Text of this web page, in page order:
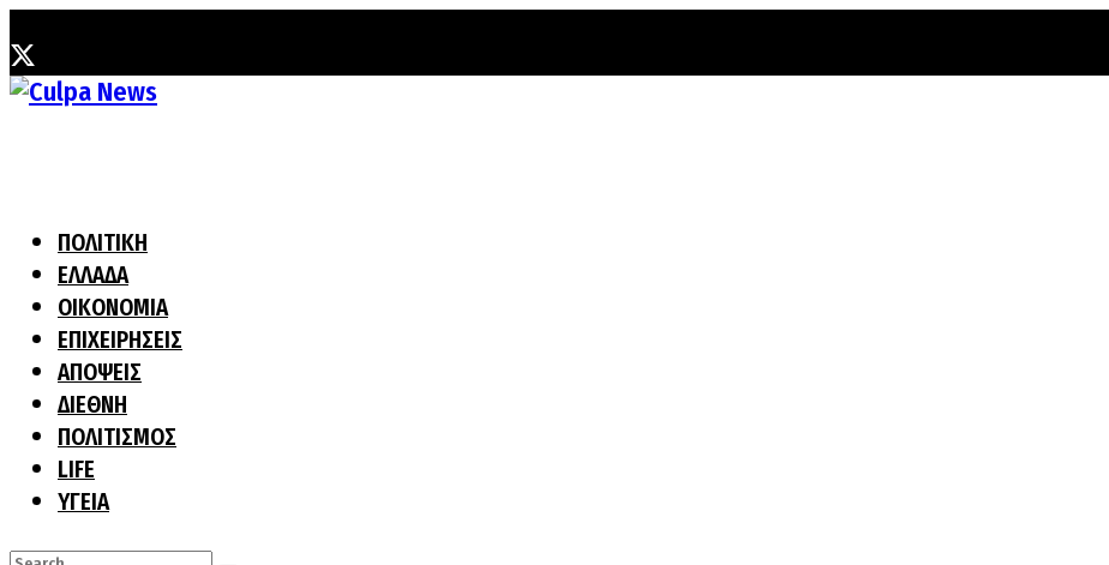
ΠΟΛΙΤΙΚΗ
ΕΛΛΑΔΑ
ΟΙΚΟΝΟΜΙΑ
ΕΠΙΧΕΙΡΗΣΕΙΣ
ΑΠΟΨΕΙΣ
ΔΙΕΘΝΗ
ΠΟΛΙΤΙΣΜΟΣ
LIFE
ΥΓΕΙΑ